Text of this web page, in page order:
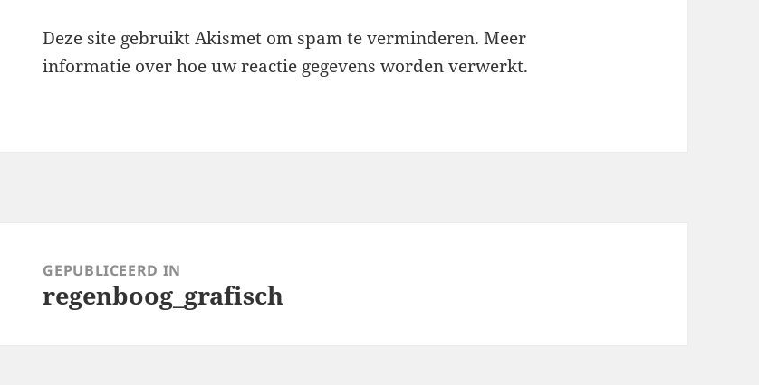
Deze site gebruikt Akismet om spam te verminderen.Meer
informatie over hoe uw reactie gegevens worden verwerkt.
GEPUBLICEERD IN
regenboog_grafisch